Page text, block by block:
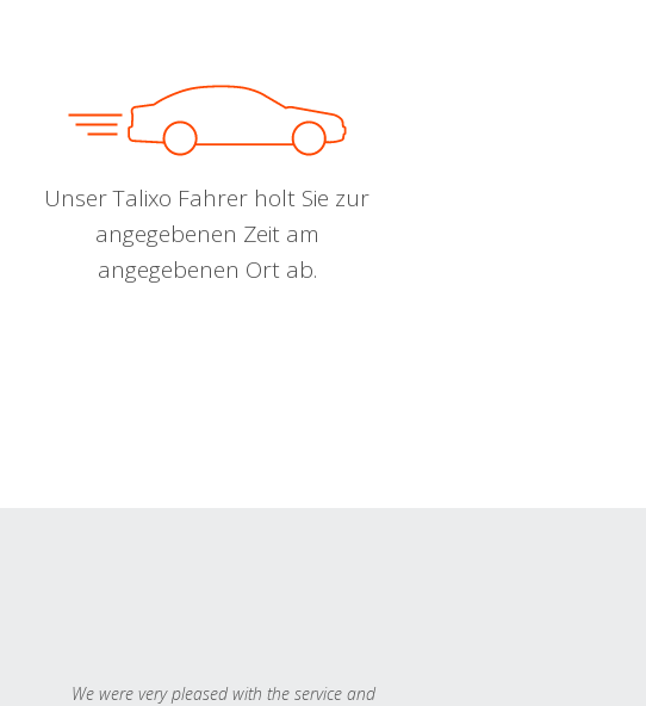
Unser Talixo Fahrer holt Sie zur
angegebenen Zeit am
angegebenen Ort ab.
We were very pleased with the service and